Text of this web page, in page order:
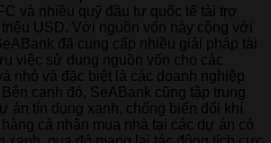
và nhiều quỹ đầu tư quốc tế tài trợ
USD. Với nguồn vốn này cộng với
đã cung cấp nhiều giải pháp tài
việc sử dụng nguồn vốn cho các
nhỏ và đặc biệt là các doanh nghiệp
cạnh đó, SeABank cũng tập trung
án tín dụng xanh, chống biến đổi khí
cá nhân mua nhà tại các dự án có